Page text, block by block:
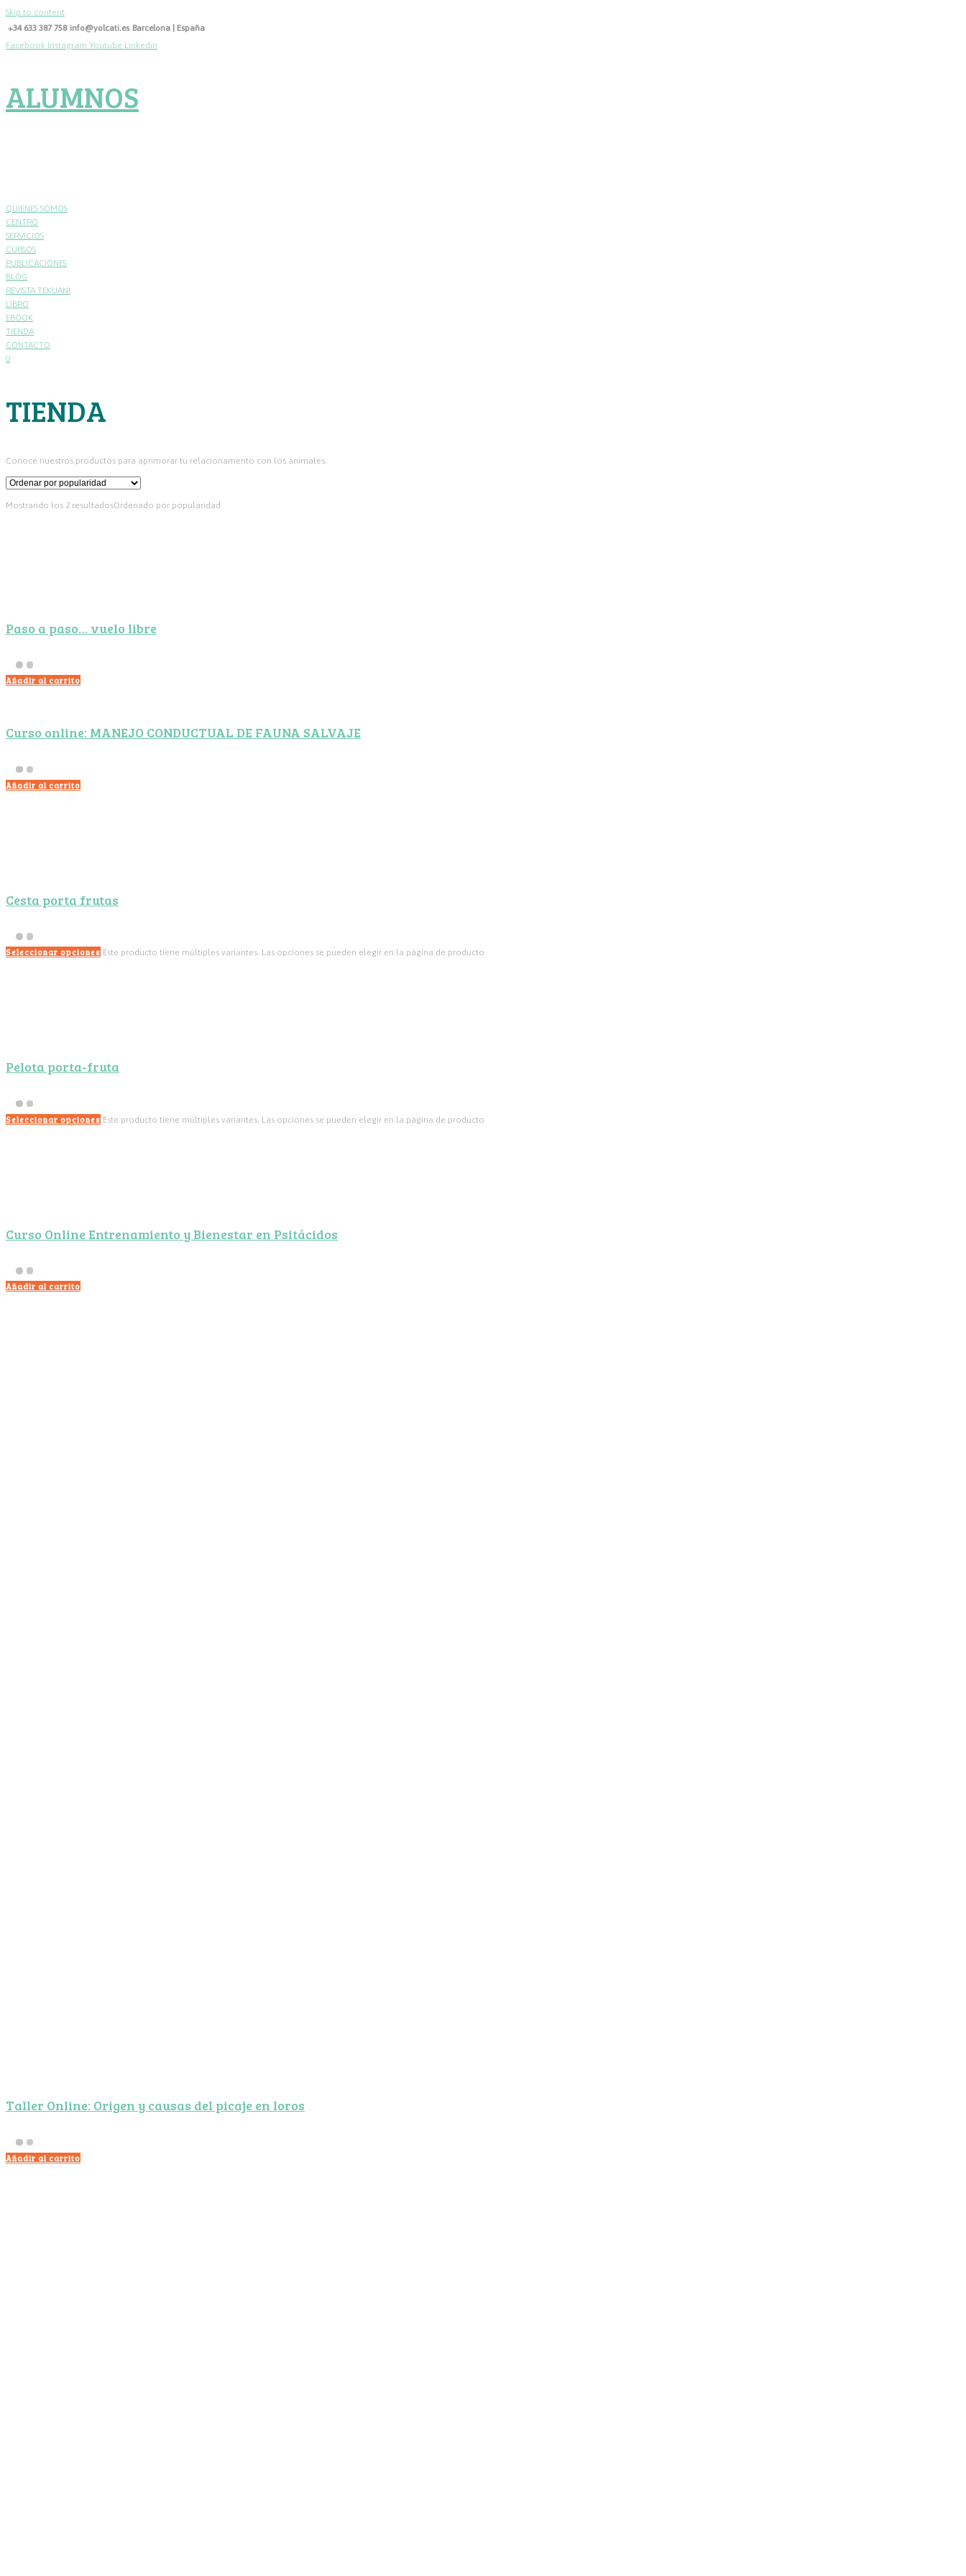
Skip to content
+34 633 387 758 info@yolcati.es Barcelona | España
Facebook Instagram Youtube Linkedin
ALUMNOS
QUIENES SOMOS
CENTRO
SERVICIOS
CURSOS
PUBLICACIONES
BLOG
REVISTA TEKUANI
LIBRO
EBOOK
TIENDA
CONTACTO
0
TIENDA
Conoce nuestros productos para aprimorar tu relacionamento con los animales.
Mostrando los 2 resultadosOrdenado por popularidad
Paso a paso… vuelo libre
Añadir al carrito
Curso online: MANEJO CONDUCTUAL DE FAUNA SALVAJE
Añadir al carrito
Cesta porta frutas
Seleccionar opciones Este producto tiene múltiples variantes. Las opciones se pueden elegir en la página de producto
Pelota porta-fruta
Seleccionar opciones Este producto tiene múltiples variantes. Las opciones se pueden elegir en la página de producto
Curso Online Entrenamiento y Bienestar en Psitácidos
Añadir al carrito
Taller Online: Origen y causas del picaje en loros
Añadir al carrito